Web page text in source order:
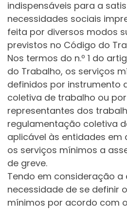
indispensáveis para a
necessidades sociais
feita por diversos modos
previstos no Código do
Nos termos do n.º 1 do
do Trabalho, os serviços
definidos por instrumento
coletiva de trabalho ou
representantes dos
regulamentação coletiva
aplicável às entidades em
os serviços mínimos a
de greve.
Tendo em consideração a
necessidade de se definir
mínimos por acordo com